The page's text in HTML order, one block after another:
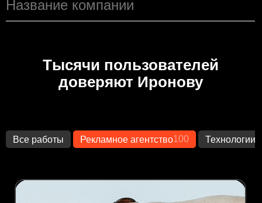
Тысячи пользователей
доверяют Иронову
Все работы Рекламное агентство100 Технологии